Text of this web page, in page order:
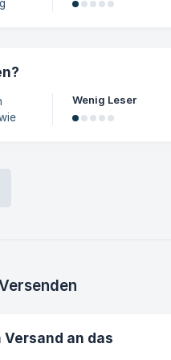
er
Wenig Leser
an das